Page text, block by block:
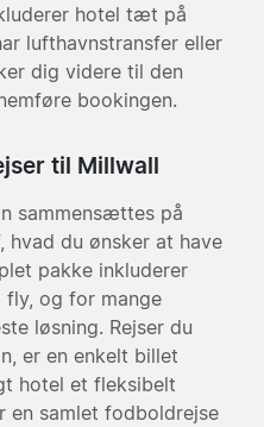
hotel tæt på
lufthavnstransfer eller
dig videre til den
bookingen.
til Millwall
sammensættes på
du ønsker at have
pakke inkluderer
og for mange
løsning. Rejser du
er en enkelt billet
hotel et fleksibelt
en samlet fodboldrejse